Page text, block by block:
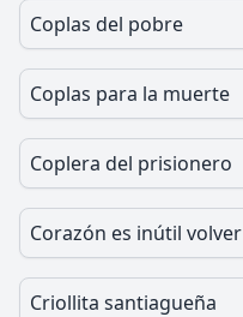
Coplas del pobre
Coplas para la muerte
Coplera del prisionero
Corazón es inútil volver
Criollita santiagueña